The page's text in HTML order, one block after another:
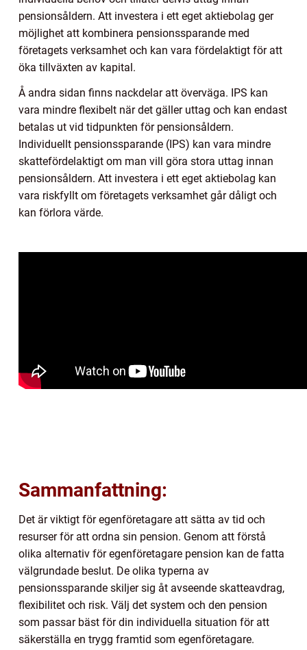
pensionsåldern. Att investera i ett eget aktiebolag ger
möjlighet att kombinera pensionssparande med
företagets verksamhet och kan vara fördelaktigt för att
öka tillväxten av kapital.
Å andra sidan finns nackdelar att överväga. IPS kan
vara mindre flexibelt när det gäller uttag och kan endast
betalas ut vid tidpunkten för pensionsåldern.
Individuellt pensionssparande (IPS) kan vara mindre
skattefördelaktigt om man vill göra stora uttag innan
pensionsåldern. Att investera i ett eget aktiebolag kan
vara riskfyllt om företagets verksamhet går dåligt och
kan förlora värde.
Sammanfattning:
Det är viktigt för egenföretagare att sätta av tid och
resurser för att ordna sin pension. Genom att förstå
olika alternativ för egenföretagare pension kan de fatta
välgrundade beslut. De olika typerna av
pensionssparande skiljer sig åt avseende skatteavdrag,
flexibilitet och risk. Välj det system och den pension
som passar bäst för din individuella situation för att
säkerställa en trygg framtid som egenföretagare.